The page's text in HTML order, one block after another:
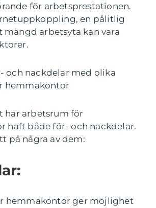
för arbetsprestationen.
en pålitlig
mängd arbetsyta kan vara
och nackdelar med olika
hemmakontor
har arbetsrum för
haft både för- och nackdelar.
på några av dem:
hemmakontor ger möjlighet